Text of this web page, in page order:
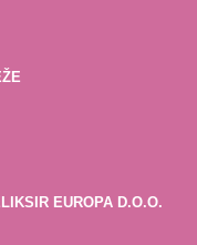
EUROPA D.O.O.